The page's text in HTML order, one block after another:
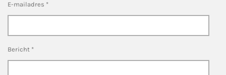
E-mailadres *
Bericht *